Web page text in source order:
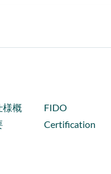
様概
FIDO
Certification